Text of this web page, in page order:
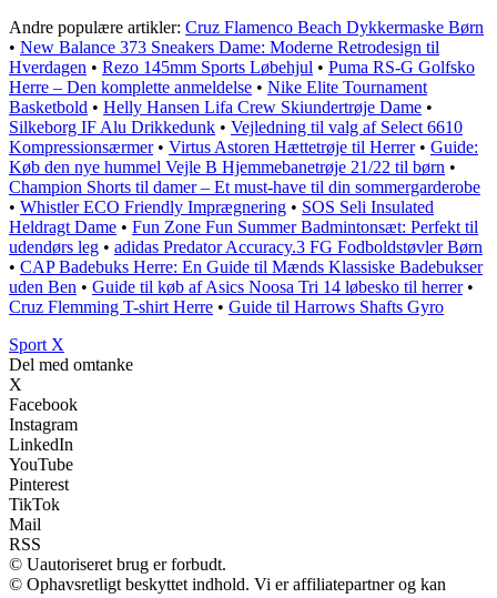
Andre populære artikler: Cruz Flamenco Beach Dykkermaske Børn
• New Balance 373 Sneakers Dame: Moderne Retrodesign til
Hverdagen • Rezo 145mm Sports Løbehjul • Puma RS-G Golfsko
Herre – Den komplette anmeldelse • Nike Elite Tournament
Basketbold • Helly Hansen Lifa Crew Skiundertrøje Dame •
Silkeborg IF Alu Drikkedunk • Vejledning til valg af Select 6610
Kompressionsærmer• Virtus Astoren Hættetrøje til Herrer• Guide:
Køb den nye hummel Vejle B Hjemmebanetrøje 21/22 til børn •
Champion Shorts til damer – Et must-have til din sommergarderobe
• Whistler ECO Friendly Imprægnering • SOS Seli Insulated
Heldragt Dame • Fun Zone Fun Summer Badmintonsæt: Perfekt til
udendørs leg • adidas Predator Accuracy.3 FG Fodboldstøvler Børn
• CAP Badebuks Herre: En Guide til Mænds Klassiske Badebukser
uden Ben • Guide til køb af Asics Noosa Tri 14 løbesko til herrer•
Cruz Flemming T-shirt Herre • Guide til Harrows Shafts Gyro
Sport X
Del med omtanke
X
Facebook
Instagram
LinkedIn
YouTube
Pinterest
TikTok
Mail
RSS
© Uautoriseret brug er forbudt.
© Ophavsretligt beskyttet indhold. Vi er affiliatepartner og kan